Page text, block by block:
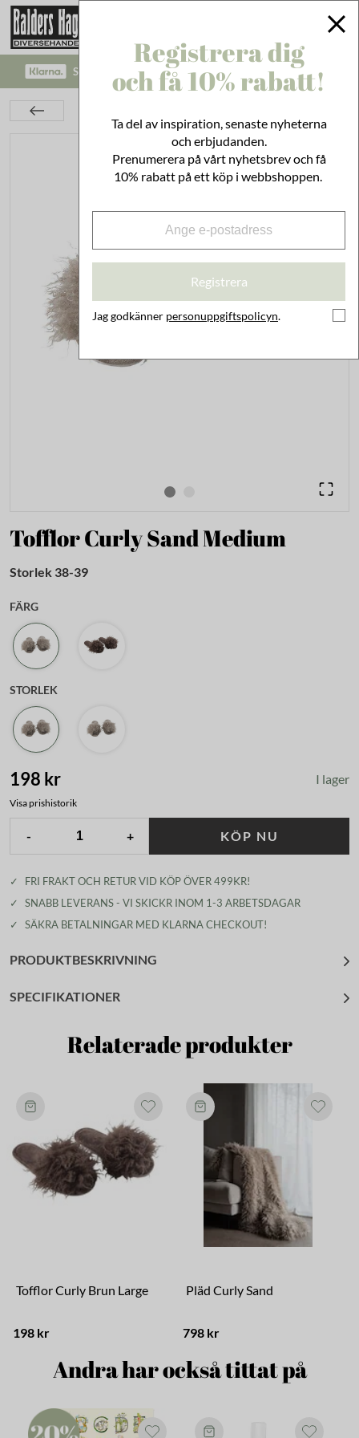
SÄKRA BETALNINGAR MED KLARNA CHECKOUT!
Tofflor Curly Sand Medium
Storlek 38-39
FÄRG
STORLEK
198 kr I lager
Visa prishistorik
- + KÖP NU
✓
FRI FRAKT OCH RETUR VID KÖP ÖVER 499KR!
✓
SNABB LEVERANS - VI SKICKR INOM 1-3 ARBETSDAGAR
✓
SÄKRA BETALNINGAR MED KLARNA CHECKOUT!
PRODUKTBESKRIVNING
SPECIFIKATIONER
Relaterade produkter
Tofflor Curly Brun Large
198 kr
Pläd Curly Sand
798 kr
Andra har också tittat på
Registrera dig
och få 10% rabatt!
Ta del av inspiration, senaste nyheterna
och erbjudanden.
Prenumerera på vårt nyhetsbrev och få
10% rabatt på ett köp i webbshoppen.
Registrera
Jag godkänner personuppgiftspolicyn.